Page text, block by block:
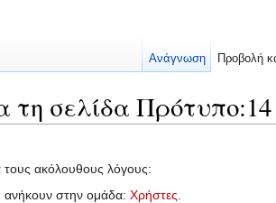
τη σελίδα
τους ακόλουθους λόγους:
ανήκουν στην ομάδα:Χρήστες
Ανάγνωση Προβολή